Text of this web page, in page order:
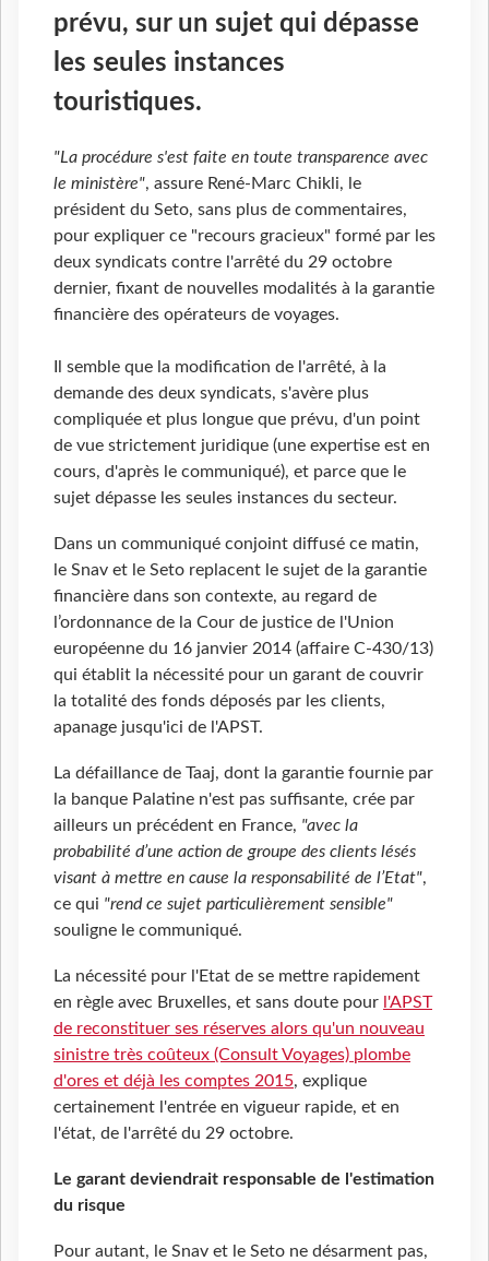
prévu, sur un sujet qui dépasse
les seules instances
touristiques.
"La procédure s'est faite en toute transparence avec
le ministère", assure René-Marc Chikli, le
président du Seto, sans plus de commentaires,
pour expliquer ce "recours gracieux" formé par les
deux syndicats contre l'arrêté du 29 octobre
dernier, fixant de nouvelles modalités à la garantie
financière des opérateurs de voyages.
Il semble que la modification de l'arrêté, à la
demande des deux syndicats, s'avère plus
compliquée et plus longue que prévu, d'un point
de vue strictement juridique (une expertise est en
cours, d'après le communiqué), et parce que le
sujet dépasse les seules instances du secteur.
Dans un communiqué conjoint diffusé ce matin,
le Snav et le Seto replacent le sujet de la garantie
financière dans son contexte, au regard de
l’ordonnance de la Cour de justice de l'Union
européenne du 16 janvier 2014 (affaire C-430/13)
qui établit la nécessité pour un garant de couvrir
la totalité des fonds déposés par les clients,
apanage jusqu'ici de l'APST.
La défaillance de Taaj, dont la garantie fournie par
la banque Palatine n'est pas suffisante, crée par
ailleurs un précédent en France, "avec la
probabilité d’une action de groupe des clients lésés
visant à mettre en cause la responsabilité de l’Etat",
ce qui "rend ce sujet particulièrement sensible"
souligne le communiqué.
La nécessité pour l'Etat de se mettre rapidement
en règle avec Bruxelles, et sans doute pour l'APST
de reconstituer ses réserves alors qu'un nouveau
sinistre très coûteux (Consult Voyages) plombe
d'ores et déjà les comptes 2015, explique
certainement l'entrée en vigueur rapide, et en
l'état, de l'arrêté du 29 octobre.
Le garant deviendrait responsable de l'estimation
du risque
Pour autant, le Snav et le Seto ne désarment pas,